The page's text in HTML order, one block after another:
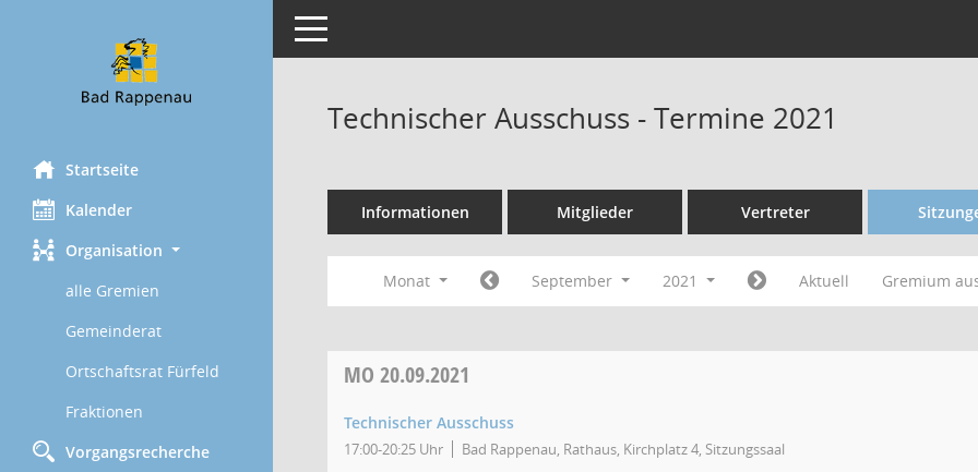
Startseite
Kalender
Organisation
alle Gremien
Gemeinderat
Ortschaftsrat Fürfeld
Fraktionen
Vorgangsrecherche
Toggle navigation
Technischer Ausschuss - Termine 2021
Informationen Mitglieder Vertreter
Monat September 2021 Aktuell Gremium
MO 20.09.2021
Technischer Ausschuss
17:00-20:25 Uhr Bad Rappenau, Rathaus, Kirchplatz 4, Sitzungssaal